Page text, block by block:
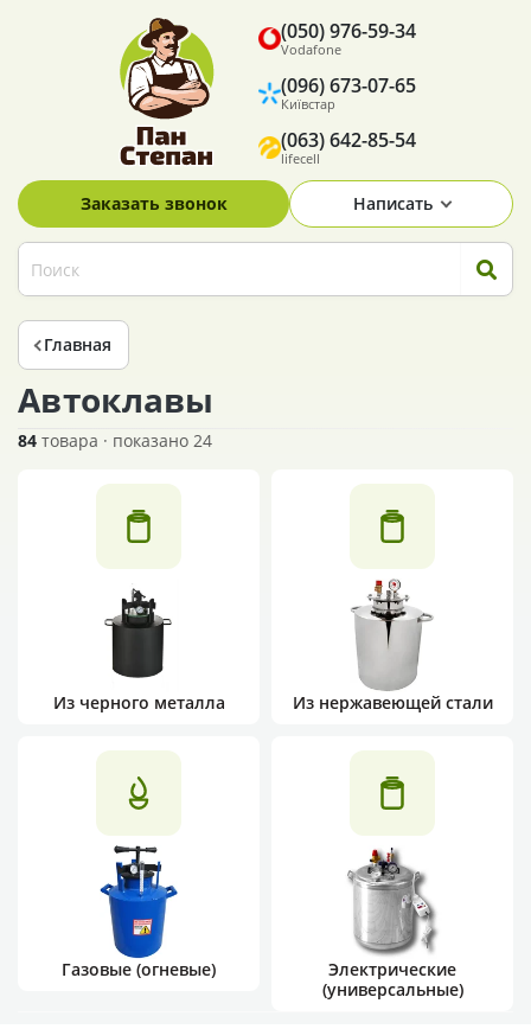
Vodafone
(050) 976-59-34
Київстар
(096) 673-07-65
lifecell
(063) 642-85-54
Заказать звонок Написать
Главная
Автоклавы
84 товара · показано 24
Из черного металла Из нержавеющей стали
Газовые (огневые)
Электрические
(универсальные)